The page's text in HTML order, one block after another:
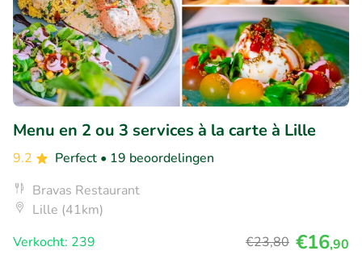
Menu en 2 ou 3 services à la carte à Lille
9.2 Perfect • 19 beoordelingen
Bravas Restaurant
Lille (41km)
Verkocht: 239
€23,80 €16,90